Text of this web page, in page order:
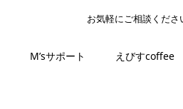
お気軽にご相談くださ
M’sサポート えびすcoffee